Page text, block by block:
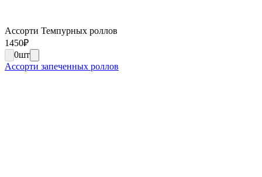
Ассорти Темпурных роллов
1450₽
0шт
Ассорти запеченных роллов